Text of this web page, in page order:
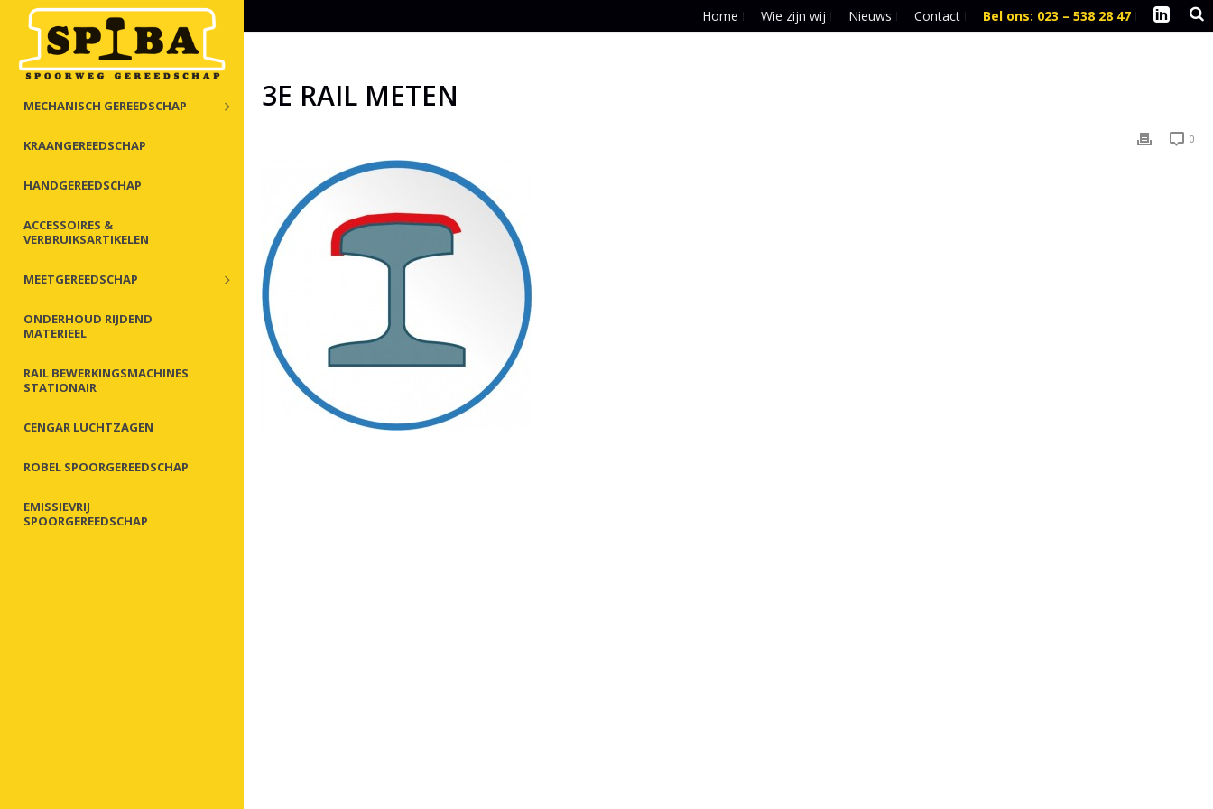
Home Wie zijn wij Nieuws Contact Bel ons: 023 – 538 28 47
MECHANISCH GEREEDSCHAP
KRAANGEREEDSCHAP
HANDGEREEDSCHAP
ACCESSOIRES &
VERBRUIKSARTIKELEN
MEETGEREEDSCHAP
ONDERHOUD RIJDEND
MATERIEEL
RAIL BEWERKINGSMACHINES
STATIONAIR
CENGAR LUCHTZAGEN
ROBEL SPOORGEREEDSCHAP
EMISSIEVRIJ
SPOORGEREEDSCHAP
3E RAIL METEN
0